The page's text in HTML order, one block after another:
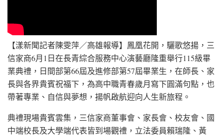
【漾新聞記者陳雯萍／高雄報導】鳳凰花開，驪歌悠揚，三
信家商6月1日在長青綜合服務中心演藝廳隆重舉行115級畢
業典禮，日間部第66屆及進修部第57屆畢業生，在師長、家
長與各界貴賓祝福下，為高中職青春歲月寫下圓滿句點，也
帶著專業、自信與夢想，揚帆啟航迎向人生新旅程。
典禮現場貴賓雲集，三信家商董事會、家長會、校友會、國
中端校長及大學端代表皆到場觀禮，立法委員賴瑞隆、黃